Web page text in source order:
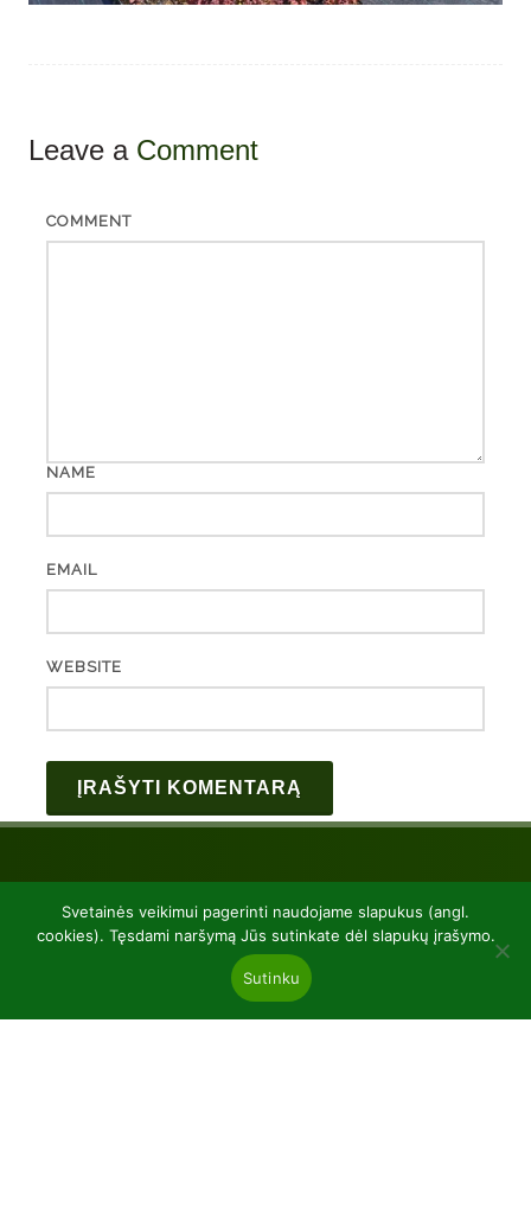
Leave a Comment
COMMENT
NAME
EMAIL
WEBSITE
Svetainės veikimui pagerinti naudojame slapukus (angl.
cookies). Tęsdami naršymą Jūs sutinkate dėl slapukų įrašymo.
Sutinku